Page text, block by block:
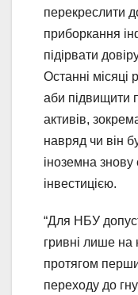
перекреслити
приборкання
підірвати
Останні місяці
аби підвищити
активів,
навряд чи він
іноземна
інвестицією.
“Для НБУ
гривні лише на
протягом
переходу до